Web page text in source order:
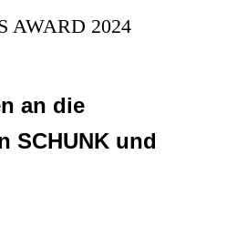
AWARD 2024
an die
SCHUNK und